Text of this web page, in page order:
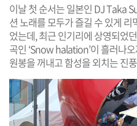
이날 첫 순서는 일본인 DJ Taka
션 노래를 모두가 즐길 수 있게
었는데, 최근 인기리에 상영되었
곡인 ‘Snow halation’이 흘러나
원봉을 꺼내고 함성을 외치는 진